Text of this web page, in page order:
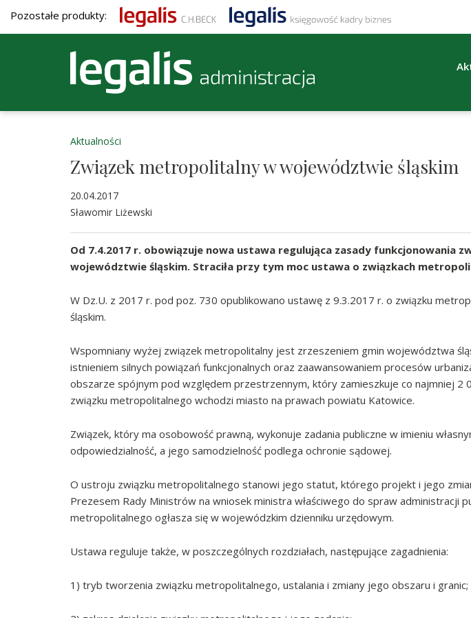
Pozostałe produkty:
Aktualności
Związek metropolitalny w województwie śląskim
20.04.2017
Sławomir Liżewski
Od 7.4.2017 r. obowiązuje nowa ustawa regulująca zasady funkcjonowania
województwie śląskim. Straciła przy tym moc ustawa o związkach
W Dz.U. z 2017 r. pod poz. 730 opublikowano ustawę z 9.3.2017 r. o związku
śląskim.
Wspomniany wyżej związek metropolitalny jest zrzeszeniem gmin województwa
istnieniem silnych powiązań funkcjonalnych oraz zaawansowaniem procesów
obszarze spójnym pod względem przestrzennym, który zamieszkuje co najmniej 2
związku metropolitalnego wchodzi miasto na prawach powiatu Katowice.
Związek, który ma osobowość prawną, wykonuje zadania publiczne w imieniu
odpowiedzialność, a jego samodzielność podlega ochronie sądowej.
O ustroju związku metropolitalnego stanowi jego statut, którego projekt i jego
Prezesem Rady Ministrów na wniosek ministra właściwego do spraw administracji
metropolitalnego ogłasza się w wojewódzkim dzienniku urzędowym.
Ustawa reguluje także, w poszczególnych rozdziałach, następujące zagadnienia:
1) tryb tworzenia związku metropolitalnego, ustalania i zmiany jego obszaru i granic;